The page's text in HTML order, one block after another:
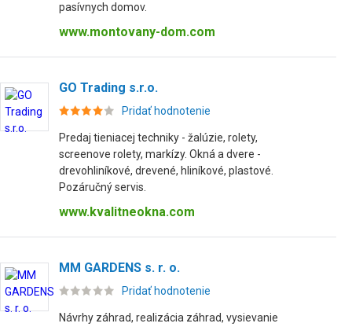
pasívnych domov.
www.montovany-dom.com
GO Trading s.r.o.
Pridať hodnotenie
Predaj tieniacej techniky - žalúzie, rolety,
screenove rolety, markízy. Okná a dvere -
drevohliníkové, drevené, hliníkové, plastové.
Pozáručný servis.
www.kvalitneokna.com
MM GARDENS s. r. o.
Pridať hodnotenie
Návrhy záhrad, realizácia záhrad, vysievanie